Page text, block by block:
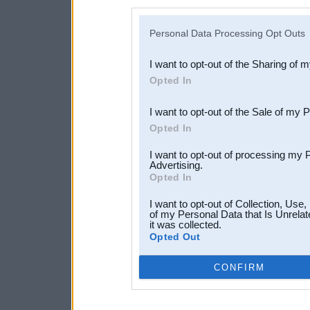
Downstream Participants
third parties.
Personal Data Processing Opt Outs
I want to opt-out of the Sharing of
Opted In
I want to opt-out of the Sale of my
Opted In
I want to opt-out of processing my
Advertising.
Opted In
I want to opt-out of Collection,
of my Personal Data that Is
it was collected.
Opted Out
CONFIRM